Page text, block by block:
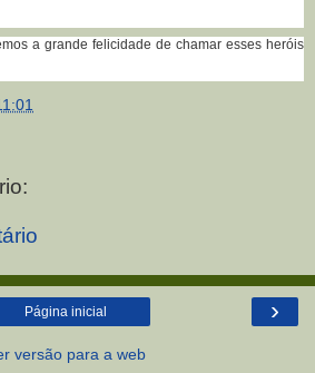
a grande felicidade de chamar esses heróis
›
Página inicial
versão para a web